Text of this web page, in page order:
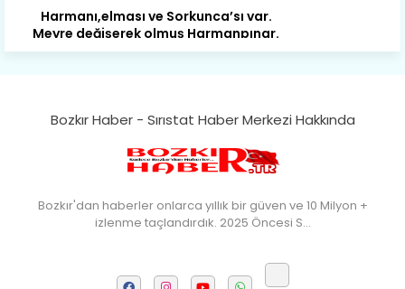
Büyük yerdir, mahalleleri Aydınlık, Tarih
eserleri şahane Hisarlık.
yorgun. Şehit Berâtlı, halkı yiğit genç
Sorkun.
Perşembe de yaşlılardan aldım öğüt,
Mazimdeki ismi şanla taşır Söğüt.
Hocaköy’dür eski adı can Üçpınar.
Bozkır Haber - Sırıstat Haber Merkezi Hakkında
Bozkır'dan haberler onlarca yıllık bir güven ve 10 Milyon +
izlenme taçlandırdık. 2025 Öncesi S…